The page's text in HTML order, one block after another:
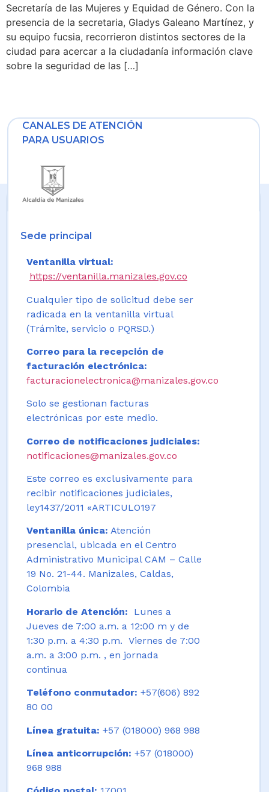
Secretaría de las Mujeres y Equidad de Género. Con la
presencia de la secretaria, Gladys Galeano Martínez, y
su equipo fucsia, recorrieron distintos sectores de la
ciudad para acercar a la ciudadanía información clave
sobre la seguridad de las […]
CANALES DE ATENCIÓN
PARA USUARIOS
Sede principal
Ventanilla virtual:
https://ventanilla.manizales.gov.co
Cualquier tipo de solicitud debe ser
radicada en la ventanilla virtual
(Trámite, servicio o PQRSD.)
Correo para la recepción de
facturación electrónica:
facturacionelectronica@manizales.gov.co
Solo se gestionan facturas
electrónicas por este medio.
Correo de notificaciones judiciales:
notificaciones@manizales.gov.co
Este correo es exclusivamente para
recibir notificaciones judiciales,
ley1437/2011 «ARTICULO197
Ventanilla única: Atención
presencial, ubicada en el Centro
Administrativo Municipal CAM – Calle
19 No. 21-44. Manizales, Caldas,
Colombia
Horario de Atención:
Lunes a
Jueves de 7:00 a.m. a 12:00 m y de
1:30 p.m. a 4:30 p.m. Viernes de 7:00
a.m. a 3:00 p.m. , en jornada
continua
Teléfono conmutador: +57(606) 892
80 00
Línea gratuita: +57 (018000) 968 988
Línea anticorrupción: +57 (018000)
968 988